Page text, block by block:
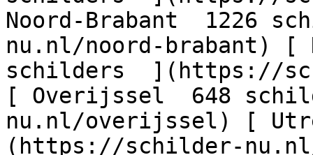
Noord-Brabant  1226
nu.nl/noord-brabant) [
schilders  ](https://
[ Overijssel  648
nu.nl/overijssel) [
(https://schilder-